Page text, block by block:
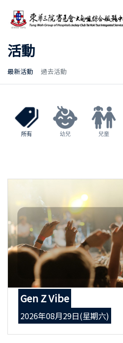
活動
最新活動 過去活動
所有 幼兒 兒童
Gen Z Vibe
2026年08月29日(星期六)